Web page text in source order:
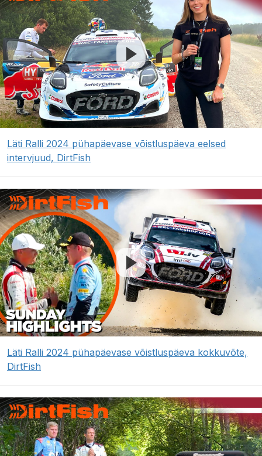
Läti Ralli 2024 pühapäevase võistluspäeva eelsed
intervjuud, DirtFish
Läti Ralli 2024 pühapäevase võistluspäeva kokkuvõte,
DirtFish